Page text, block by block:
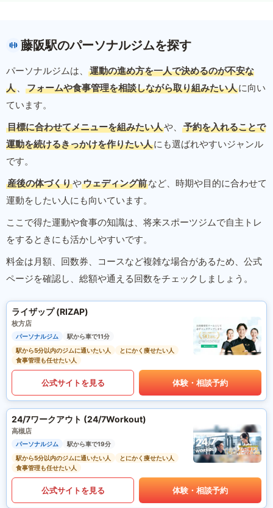
藤阪駅のパーソナルジムを探す
パーソナルジムは、
運動の進め方を一人で決めるのが不安な
人 、 フォームや食事管理を相談しながら取り組みたい人に向い
ています。
目標に合わせてメニューを組みたい人や、
予約を入れることで
運動を続けるきっかけを作りたい人にも選ばれやすいジャンル
です。
産後の体づくりやウェディング前など、時期や目的に合わせて
運動をしたい人にも向いています。
ここで得た運動や食事の知識は、将来スポーツジムで自主トレ
をするときにも活かしやすいです。
料金は月額、回数券、コースなど複雑な場合があるため、公式
ページを確認し、総額や通える回数をチェックしましょう。
ライザップ (RIZAP)
枚方店
パーソナルジム
駅から車で11分
駅から5分以内のジムに通いたい人
とにかく痩せたい人
食事管理も任せたい人
公式サイトを見る 体験・相談予約
24/7ワークアウト (24/7Workout)
高槻店
パーソナルジム
駅から車で19分
駅から5分以内のジムに通いたい人
とにかく痩せたい人
食事管理も任せたい人
公式サイトを見る 体験・相談予約